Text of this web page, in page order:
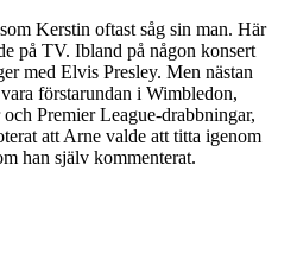
Kerstin oftast såg sin man. Här
på TV. Ibland på någon konsert
med Elvis Presley. Men nästan
förstarundan i Wimbledon,
Premier League-drabbningar,
att Arne valde att titta igenom
han själv kommenterat.